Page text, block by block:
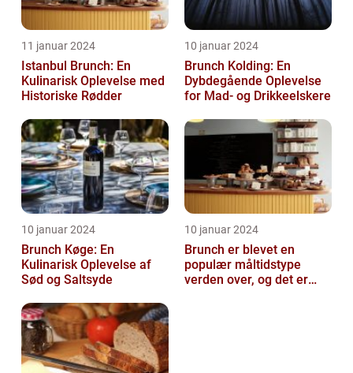
11 januar 2024
Istanbul Brunch: En
Kulinarisk Oplevelse med
Historiske Rødder
10 januar 2024
Brunch Kolding: En
Dybdegående Oplevelse
for Mad- og Drikkeelskere
10 januar 2024
Brunch Køge: En
Kulinarisk Oplevelse af
Sød og Saltsyde
10 januar 2024
Brunch er blevet en
populær måltidstype
verden over, og det er